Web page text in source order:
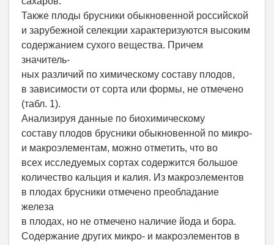
Также плоды брусники обыкновенной российской
и зарубежной селекции характеризуются высоким
содержанием сухого вещества. Причем
значитель-
ных различий по химическому составу плодов,
в зависимости от сорта или формы, не отмечено
(табл. 1).
Анализируя данные по биохимическому
составу плодов брусники обыкновенной по микро-
и макроэлементам, можно отметить, что во
всех исследуемых сортах содержится большое
количество кальция и калия. Из макроэлементов
в плодах брусники отмечено преобладание
железа
в плодах, но не отмечено наличие йода и бора.
Содержание других микро- и макроэлементов в